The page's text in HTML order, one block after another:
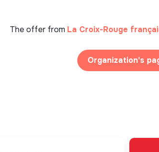
The offer from La Croix-Rouge
Organization's